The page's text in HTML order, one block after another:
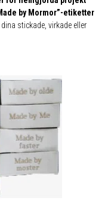
by Mormor”-etiketter
stickade, virkade eller